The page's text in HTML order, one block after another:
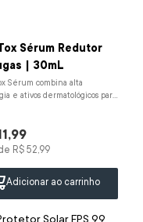
Sérum Redutor
| 30mL
Sérum combina alta
e ativos dermatológicos para
,99
R$ 52,99
Adicionar ao carrinho